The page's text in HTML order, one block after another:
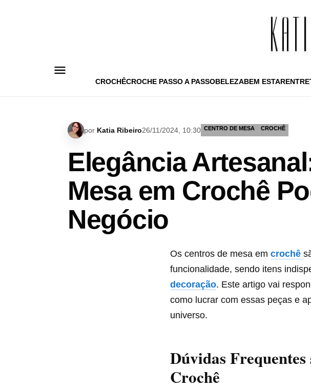
CROCHÊCROCHE PASSO A PASSOBELEZABEM ESTAR
por Katia Ribeiro26/11/2024, 10:30 CENTRO DE MESA CROCHÊ
Elegância
Mesa em Crochê
Negócio
Os centros de mesa em crochê
funcionalidade, sendo itens
decoração. Este artigo vai
como lucrar com essas peças e
universo.
Dúvidas
Crochê